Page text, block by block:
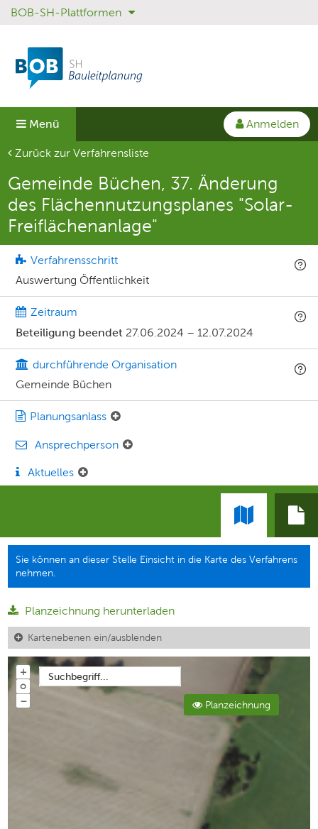
Sprungmenü
Direkt
Hauptnavigation
springen
Direkt
Inhalt
springen
BOB-SH-Plattformen
Menü
Anmelden
Aktuelle Seite
Zurück zur Verfahrensliste
Gemeinde Büchen, 37. Änderung
des Flächennutzungsplanes "Solar-
Freiflächenanlage"
Verfahrensschritt
Auswertung Öffentlichkeit
Zeitraum
Beteiligung beendet 27.06.2024 – 12.07.2024
durchführende Organisation
Gemeinde Büchen
Planungsanlass
Ansprechperson
Aktuelles
Sie können an dieser Stelle Einsicht in die Karte des Verfahrens
nehmen.
Planzeichnung herunterladen
Kartenebenen ein/ausblenden
Suchbegriff...
Planzeichnung
+
o
−